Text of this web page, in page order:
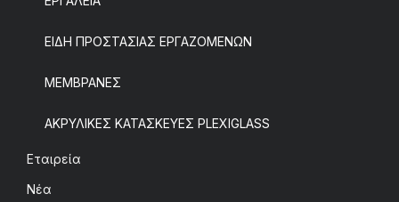
ΕΙΔΗ ΠΡΟΣΤΑΣΙΑΣ ΕΡΓΑΖΟΜΕΝΩΝ
ΜΕΜΒΡΑΝΕΣ
ΑΚΡΥΛΙΚΕΣ ΚΑΤΑΣΚΕΥΕΣ PLEXIGLASS
Εταιρεία
Νέα